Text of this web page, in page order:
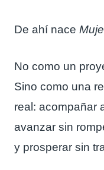
De ahí nace
No como un
Sino como una
real: acompañar
avanzar sin
y prosperar sin